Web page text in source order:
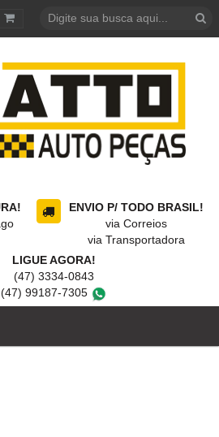
ENVIO P/ TODO BRASIL!
via Correios
via Transportadora
LIGUE AGORA!
(47) 3334-0843
(47) 99187-7305